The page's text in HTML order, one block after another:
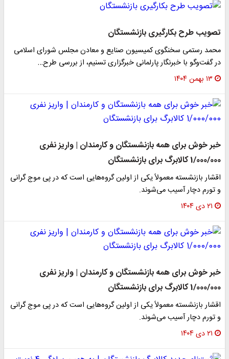
تصویب طرح بکارگیری بازنشستگان
محمد رستمی سخنگوی کمیسیون صنایع و معادن مجلس شورای اسلامی
در گفت‌وگو با خبرنگار پارلمانی خبرگزاری تسنیم، از بررسی طرح…
۱۳ بهمن ۱۴۰۴
خبر خوش برای همه بازنشستگان و کارمندان | واریز نفری
1/000/000 کالابرگ برای بازنشستگان
اقشار بازنشسته معمولاً یکی از اولین گروه‌هایی است که در پی موج گرانی
و تورم دچار آسیب می‌شوند.
۲۱ دی ۱۴۰۴
خبر خوش برای همه بازنشستگان و کارمندان | واریز نفری
1/000/000 کالابرگ برای بازنشستگان
اقشار بازنشسته معمولاً یکی از اولین گروه‌هایی است که در پی موج گرانی
و تورم دچار آسیب می‌شوند.
۲۱ دی ۱۴۰۴